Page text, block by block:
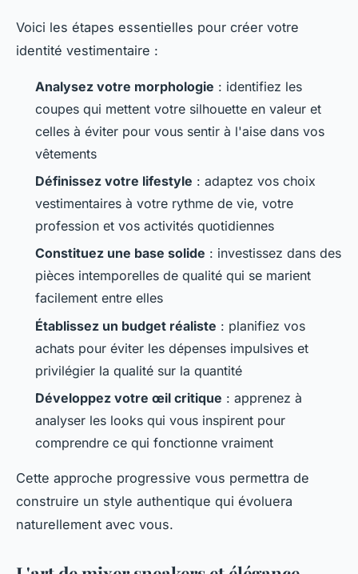
Voici les étapes essentielles pour créer votre
identité vestimentaire :
Analysez votre morphologie : identifiez les
coupes qui mettent votre silhouette en valeur et
celles à éviter pour vous sentir à l'aise dans vos
vêtements
Définissez votre lifestyle : adaptez vos choix
vestimentaires à votre rythme de vie, votre
profession et vos activités quotidiennes
Constituez une base solide : investissez dans des
pièces intemporelles de qualité qui se marient
facilement entre elles
Établissez un budget réaliste : planifiez vos
achats pour éviter les dépenses impulsives et
privilégier la qualité sur la quantité
Développez votre œil critique : apprenez à
analyser les looks qui vous inspirent pour
comprendre ce qui fonctionne vraiment
Cette approche progressive vous permettra de
construire un style authentique qui évoluera
naturellement avec vous.